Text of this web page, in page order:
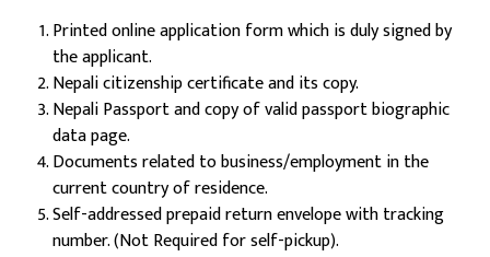
Printed online application form which is duly signed by
the applicant.
Nepali citizenship certificate and its copy.
Nepali Passport and copy of valid passport biographic
data page.
Documents related to business/employment in the
current country of residence.
Self-addressed prepaid return envelope with tracking
number. (Not Required for self-pickup).